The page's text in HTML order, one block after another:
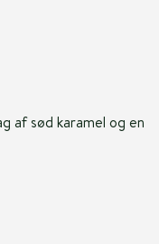
af sød karamel og en